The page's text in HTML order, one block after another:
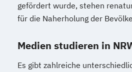
gefördert wurde, stehen
für die Naherholung der
Medien studieren in
Es gibt zahlreiche